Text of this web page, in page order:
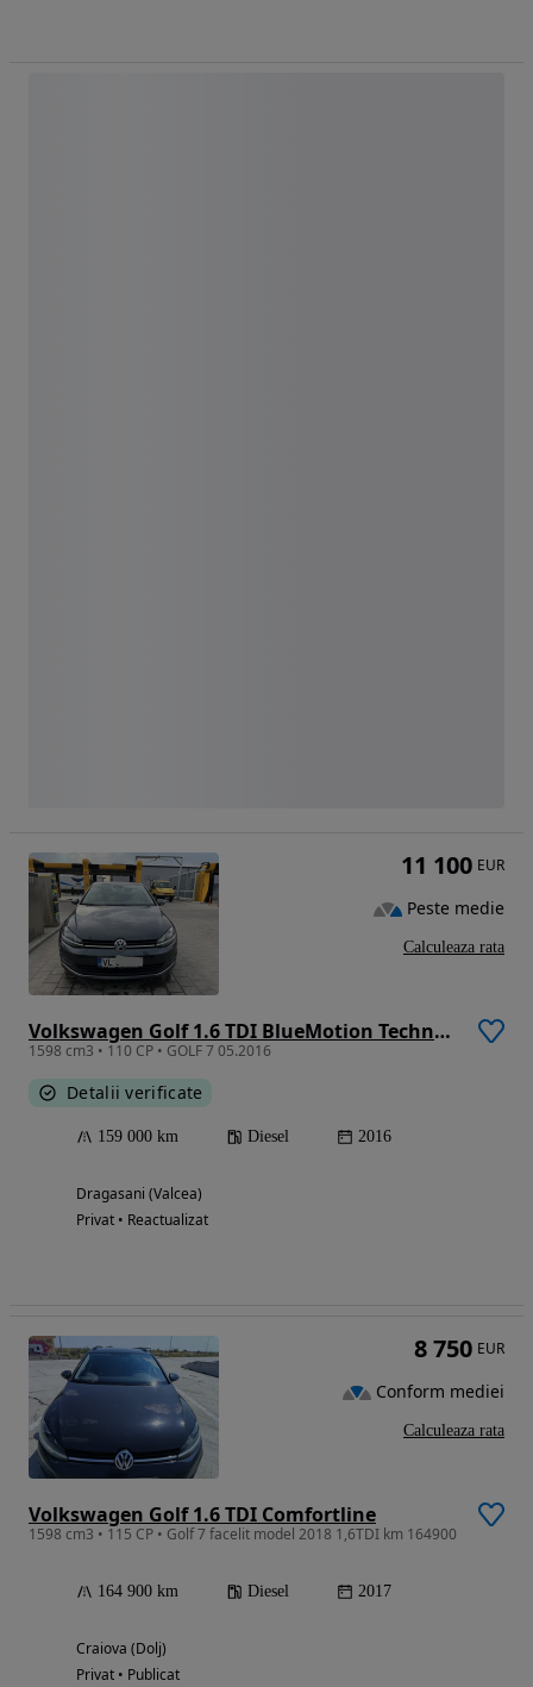
Volkswagen Golf 1.6 TDI BlueMotion Technology DSG Allstar
1598 cm3 • 110 CP • GOLF 7 05.2016
Detalii verificate
159 000 km Diesel 2016
Dragasani (Valcea)
Privat • Reactualizat
11 100 EUR
Peste medie
Calculeaza rata
Volkswagen Golf 1.6 TDI Comfortline
1598 cm3 • 115 CP • Golf 7 facelit model 2018 1,6TDI km 164900
164 900 km Diesel 2017
Craiova (Dolj)
Privat • Publicat
8 750 EUR
Conform mediei
Calculeaza rata